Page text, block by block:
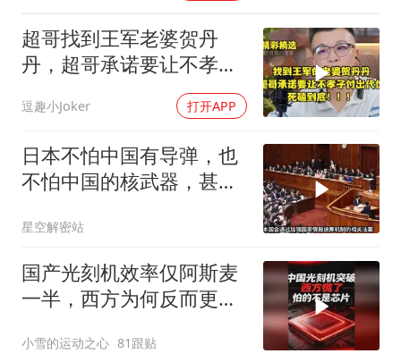
超哥找到王军老婆贺丹
丹，超哥承诺要让不孝子
付出代价，死磕到底
逗趣小Joker 打开APP
日本不怕中国有导弹，也
不怕中国的核武器，甚至
星空解密站
国产光刻机效率仅阿斯麦
一半，西方为何反而更
小雪的运动之心 81跟贴